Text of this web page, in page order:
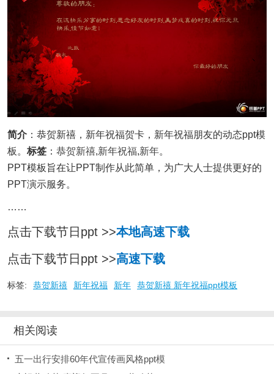
简介 ：恭贺新禧，新年祝福贺卡，新年祝福朋友的动态ppt模
板。 标签 ： 恭贺新禧,新年祝福,新年。
PPT模板旨在让PPT制作从此简单，为广大人士提供更好的
PPT演示服务。
……
点击下载节日ppt >>本地高速下载
点击下载节日ppt >>高速下载
标签: 恭贺新禧 新年祝福 新年 恭贺新禧 新年祝福ppt模板
相关阅读
五一出行安排60年代宣传画风格ppt模